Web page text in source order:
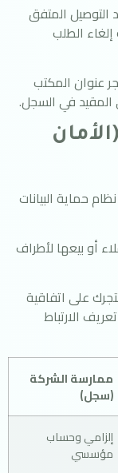
التوصيل المتفق
الطلب
عنوان المكتب
المقيد في السجل.
حماية البيانات
أو بيعها لأطراف
على اتفاقية
الارتباط
ممارسة الشركة
(سجل)
إلزامي وحساب
مؤسسي